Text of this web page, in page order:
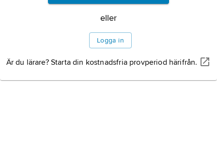
eller
Logga in
Är du lärare? Starta din kostnadsfria provperiod härifrån.